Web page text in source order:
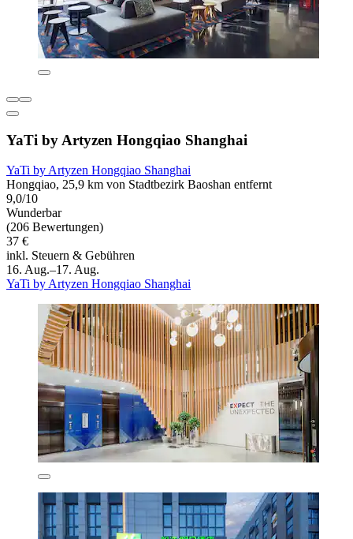
YaTi by Artyzen Hongqiao Shanghai
YaTi by Artyzen Hongqiao Shanghai
Hongqiao, 25,9 km von Stadtbezirk Baoshan entfernt
9,0/10
Wunderbar
(206 Bewertungen)
37 €
inkl. Steuern & Gebühren
16. Aug.–17. Aug.
YaTi by Artyzen Hongqiao Shanghai